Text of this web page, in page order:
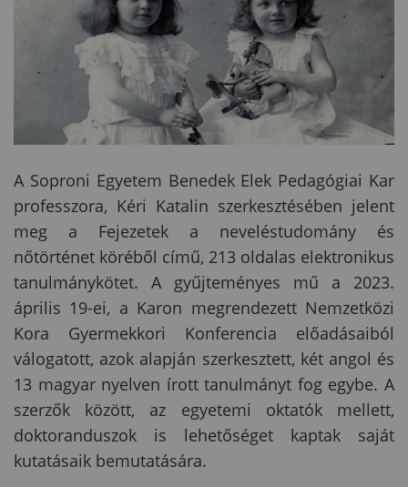
A Soproni Egyetem Benedek Elek Pedagógiai Kar
professzora, Kéri Katalin szerkesztésében jelent
meg a Fejezetek a neveléstudomány és
nőtörténet köréből című, 213 oldalas elektronikus
tanulmánykötet. A gyűjteményes mű a 2023.
április 19-ei, a Karon megrendezett Nemzetközi
Kora Gyermekkori Konferencia előadásaiból
válogatott, azok alapján szerkesztett, két angol és
13 magyar nyelven írott tanulmányt fog egybe. A
szerzők között, az egyetemi oktatók mellett,
doktoranduszok is lehetőséget kaptak saját
kutatásaik bemutatására.